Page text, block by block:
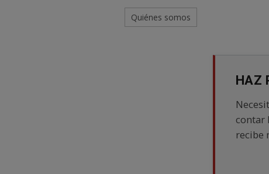
Quiénes somos
HAZ
contar
recibe